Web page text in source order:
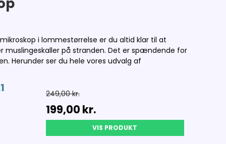
i lommestørrelse er du altid klar til at
muslingeskaller på stranden. Det er spændende for
Herunder ser du hele vores udvalg af
249,00 kr.
199,00 kr.
VIS PRODUKT